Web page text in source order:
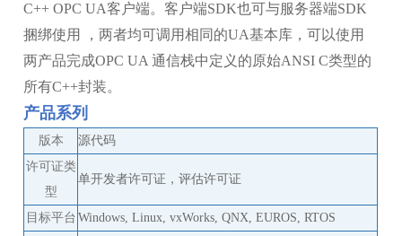
C++ OPC UA客户端。客户端SDK也可与服务器端SDK
捆绑使用
，两者均可调用相同的UA基本库，可以使用
两产品完成OPC UA 通信栈中定义的原始ANSI C类型的
所有C++封装。
产品系列
版本
源代码
许可证类
型
单开发者许可证，评估许可证
目标平台 Windows, Linux, vxWorks, QNX, EUROS, RTOS